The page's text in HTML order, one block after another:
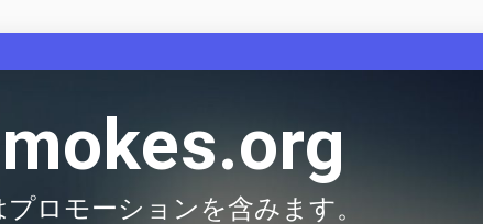
ロモーションを含みます。